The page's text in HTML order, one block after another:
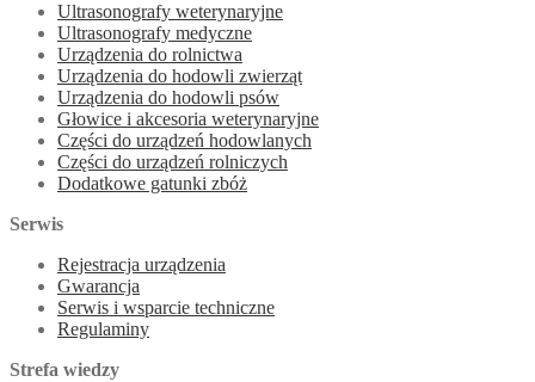
Ultrasonografy weterynaryjne
Ultrasonografy medyczne
Urządzenia do rolnictwa
Urządzenia do hodowli zwierząt
Urządzenia do hodowli psów
Głowice i akcesoria weterynaryjne
Części do urządzeń hodowlanych
Części do urządzeń rolniczych
Dodatkowe gatunki zbóż
Serwis
Rejestracja urządzenia
Gwarancja
Serwis i wsparcie techniczne
Regulaminy
Strefa wiedzy